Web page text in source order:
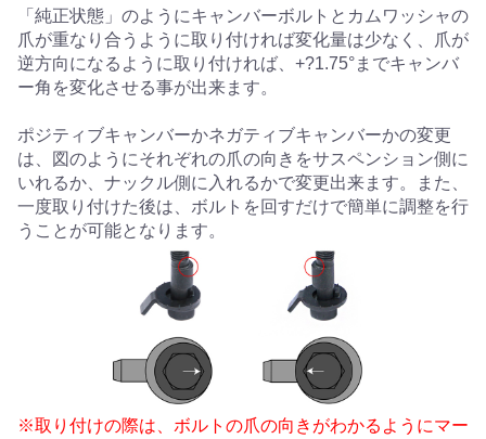
「純正状態」のようにキャンバーボルトとカムワッシャの
爪が重なり合うように取り付ければ変化量は少なく、爪が
逆方向になるように取り付ければ、+?1.75°までキャンバ
ー角を変化させる事が出来ます。
ポジティブキャンバーかネガティブキャンバーかの変更
は、図のようにそれぞれの爪の向きをサスペンション側に
いれるか、ナックル側に入れるかで変更出来ます。また、
一度取り付けた後は、ボルトを回すだけで簡単に調整を行
うことが可能となります。
※取り付けの際は、ボルトの爪の向きがわかるようにマー